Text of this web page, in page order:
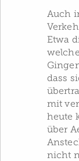
Auch
Etwa
dass
mit
heute
über
nicht